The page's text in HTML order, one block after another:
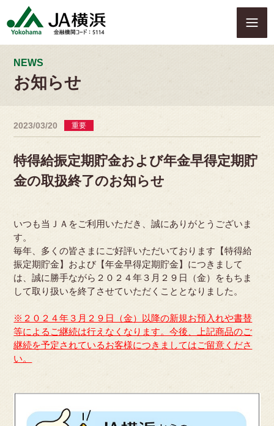
p
NEWS
お知らせ
2023/03/20 重要
特得給振定期貯金および年金早得定期貯
金の取扱終了のお知らせ
いつも当ＪＡをご利用いただき、誠にありがとうございま
す。
毎年、多くの皆さまにご好評いただいております【特得給
振定期貯金】および【年金早得定期貯金】につきまして
は、誠に勝手ながら２０２４年３月２９日（金）をもちま
して取り扱いを終了させていただくこととなりました。
※２０２４年３月２９日（金）以降の新規お預入れや書替
等によるご継続は行えなくなります。今後、上記商品のご
継続を予定されているお客様につきましてはご留意くださ
い。